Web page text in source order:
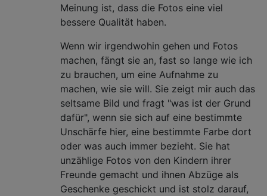
Meinung ist, dass die Fotos eine viel
bessere Qualität haben.
Wenn wir irgendwohin gehen und Fotos
machen, fängt sie an, fast so lange wie ich
zu brauchen, um eine Aufnahme zu
machen, wie sie will. Sie zeigt mir auch das
seltsame Bild und fragt "was ist der Grund
dafür", wenn sie sich auf eine bestimmte
Unschärfe hier, eine bestimmte Farbe dort
oder was auch immer bezieht. Sie hat
unzählige Fotos von den Kindern ihrer
Freunde gemacht und ihnen Abzüge als
Geschenke geschickt und ist stolz darauf,